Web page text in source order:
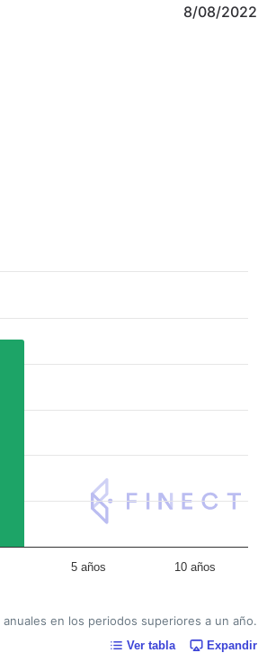
8/08/2022
5 años 10 años
anuales en los periodos superiores a un año.
Ver tabla Expandir